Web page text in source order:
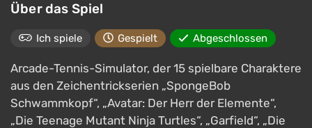
Über das Spiel
Ich spiele Gespielt Abgeschlossen
Arcade-Tennis-Simulator, der 15 spielbare Charaktere
aus den Zeichentrickserien „SpongeBob
Schwammkopf“, „Avatar: Der Herr der Elemente“,
„Die Teenage Mutant Ninja Turtles“, „Garfield“, „Die